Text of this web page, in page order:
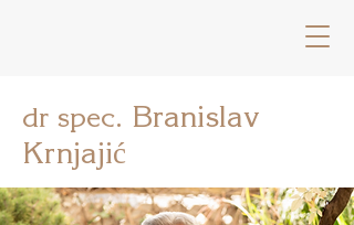
dr spec. Branislav
Krnjajić